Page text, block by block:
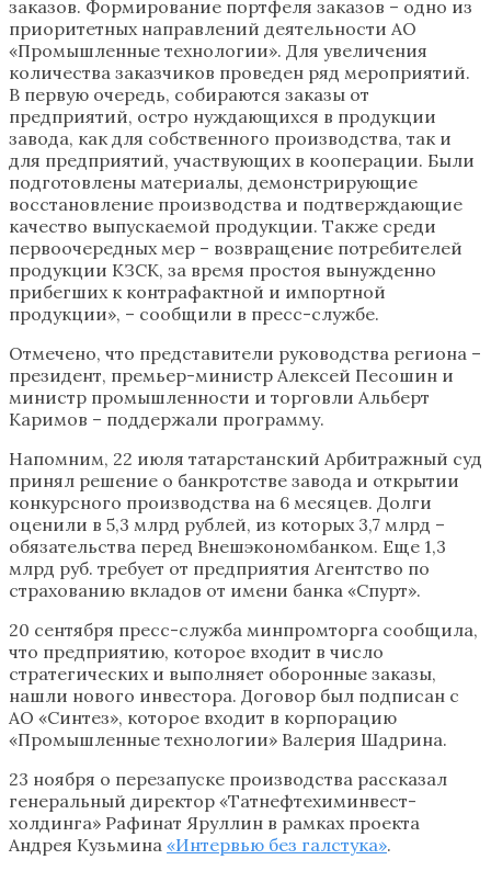
заказов. Формирование портфеля заказов – одно из
приоритетных направлений деятельности АО
«Промышленные технологии». Для увеличения
количества заказчиков проведен ряд мероприятий.
В первую очередь, собираются заказы от
предприятий, остро нуждающихся в продукции
завода, как для собственного производства, так и
для предприятий, участвующих в кооперации. Были
подготовлены материалы, демонстрирующие
восстановление производства и подтверждающие
качество выпускаемой продукции. Также среди
первоочередных мер – возвращение потребителей
продукции КЗСК, за время простоя вынужденно
прибегших к контрафактной и импортной
продукции», – сообщили в пресс-службе.
Отмечено, что представители руководства региона –
президент, премьер-министр Алексей Песошин и
министр промышленности и торговли Альберт
Каримов – поддержали программу.
Напомним, 22 июля татарстанский Арбитражный суд
принял решение о банкротстве завода и открытии
конкурсного производства на 6 месяцев. Долги
оценили в 5,3 млрд рублей, из которых 3,7 млрд –
обязательства перед Внешэкономбанком. Еще 1,3
млрд руб. требует от предприятия Агентство по
страхованию вкладов от имени банка «Спурт».
20 сентября пресс-служба минпромторга сообщила,
что предприятию, которое входит в число
стратегических и выполняет оборонные заказы,
нашли нового инвестора. Договор был подписан с
АО «Синтез», которое входит в корпорацию
«Промышленные технологии» Валерия Шадрина.
23 ноября о перезапуске производства рассказал
генеральный директор «Татнефтехиминвест-
холдинга» Рафинат Яруллин в рамках проекта
Андрея Кузьмина «Интервью без галстука».